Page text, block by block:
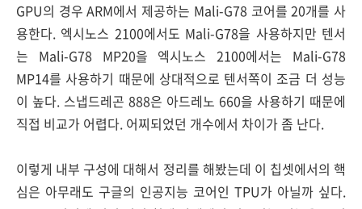
GPU의 경우 ARM에서 제공하는 Mali-G78 코어를 20개를 사
용한다. 엑시노스 2100에서도 Mali-G78을 사용하지만 텐서
는 Mali-G78 MP20을 엑시노스 2100에서는 Mali-G78
MP14를 사용하기 때문에 상대적으로 텐서쪽이 조금 더 성능
이 높다. 스냅드레곤 888은 아드레노 660을 사용하기 때문에
직접 비교가 어렵다. 어찌되었던 개수에서 차이가 좀 난다.
이렇게 내부 구성에 대해서 정리를 해봤는데 이 칩셋에서의 핵
심은 아무래도 구글의 인공지능 코어인 TPU가 아닐까 싶다.